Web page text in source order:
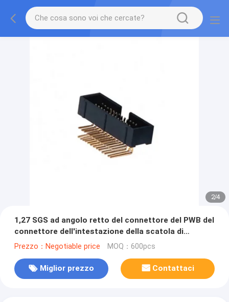
2/4
1,27 SGS ad angolo retto del connettore del PWB del
connettore dell'intestazione della scatola di
millimetro
Prezzo：Negotiable price MOQ：600pcs
Miglior prezzo Contattaci